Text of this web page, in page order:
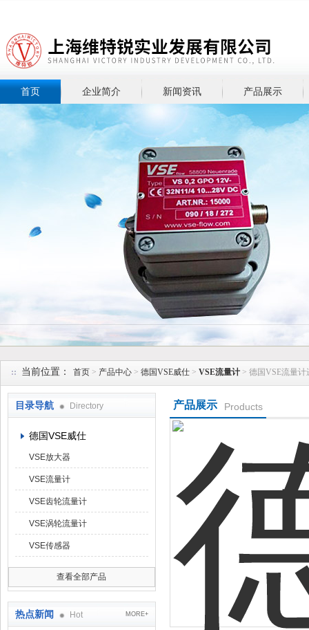
上海维特锐实业发展有限公司
首页 企业简介 新闻资讯 产品展示
当前位置： 首页 > 产品中心 > 德国VSE威仕 > VSE流量计 > 德国VSE流量
目录导航 Directory
德国VSE威仕
VSE放大器
VSE流量计
VSE齿轮流量计
VSE涡轮流量计
VSE传感器
查看全部产品
热点新闻 Hot MORE+
产品展示 Products